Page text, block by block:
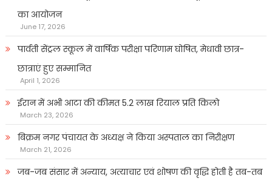
का आयोजन
June 17, 2026
पार्वती सेंट्रल स्कूल में वार्षिक परीक्षा परिणाम घोषित, मेधावी छात्र-
छात्राएं हुए सम्मानित
April 1, 2026
ईरान में अभी आटा की कीमत 5.2 लाख रियाल प्रति किलो
March 23, 2026
बिक्रम नगर पंचायत के अध्यक्ष ने किया अस्पताल का निरीक्षण
March 21, 2026
जब-जब संसार में अन्याय, अत्याचार एवं शोषण की वृद्धि होती है तब-तब